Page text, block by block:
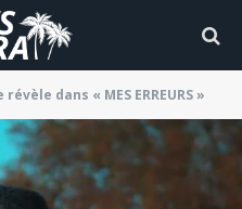
révèle dans « MES ERREURS »